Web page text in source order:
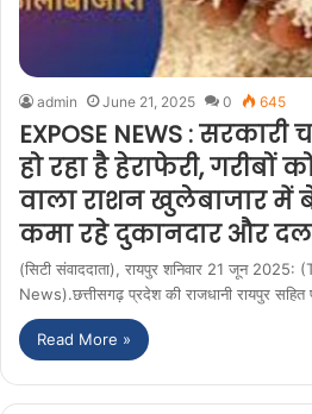
admin June 21, 2025 0 645
EXPOSE NEWS :
हो रहा है हेराफेरी, गरीबों
वाला राशन खुलेबाजार में
कमा रहे दुकानदार और
(सिटी संवाददाता), रायपुर शनिवार 21 जून
News).छत्तीसगढ़ प्रदेश की राजधानी रायपुर
Read More »